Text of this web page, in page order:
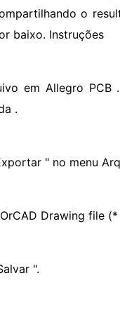
o
baixo. Instruções
em Allegro PCB
.
" no menu
Drawing file
".